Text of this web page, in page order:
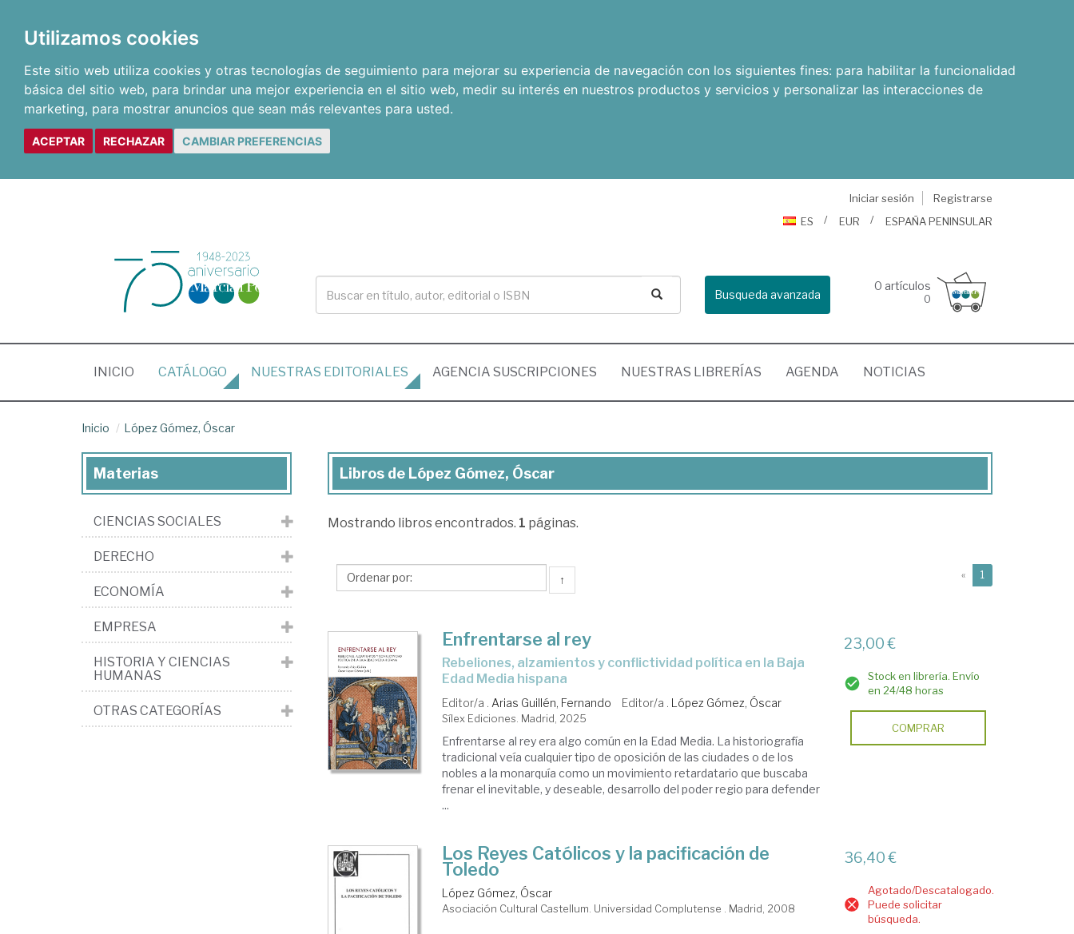
Utilizamos cookies
Este sitio web utiliza cookies y otras tecnologías de seguimiento para mejorar su experiencia de navegación con los siguientes fines: para habilitar la funcionalidad
básica del sitio web, para brindar una mejor experiencia en el sitio web, medir su interés en nuestros productos y servicios y personalizar las interacciones de
marketing, para mostrar anuncios que sean más relevantes para usted.
ACEPTAR RECHAZAR CAMBIAR PREFERENCIAS
Iniciar sesión
Registrarse
ES
EUR ESPAÑA PENINSULAR
Busqueda avanzada
0 artículos
0
INICIO (CURRENT)
CATÁLOGO NUESTRAS EDITORIALES AGENCIA SUSCRIPCIONES NUESTRAS LIBRERÍAS AGENDA NOTICIAS
Inicio López Gómez, Óscar
Libros
López
Óscar
Libros de López Gómez, Óscar
Mostrando libros encontrados. 1 páginas.
↑ « 1
Enfrentarse al rey
Rebeliones, alzamientos y conflictividad política en la Baja
Edad Media hispana
Editor/a . Arias Guillén, Fernando Editor/a . López Gómez, Óscar
Sílex Ediciones. Madrid, 2025
Enfrentarse al rey era algo común en la Edad Media. La historiografía
tradicional veía cualquier tipo de oposición de las ciudades o de los
nobles a la monarquía como un movimiento retardatario que buscaba
frenar el inevitable, y deseable, desarrollo del poder regio para defender
...
23,00 €
Stock en librería. Envío
en 24/48 horas
COMPRAR
Los Reyes Católicos y la pacificación de
Toledo
López Gómez, Óscar
Asociación Cultural Castellum. Universidad Complutense . Madrid, 2008
36,40 €
Agotado/Descatalogado.
Puede solicitar
búsqueda.
Materias
CIENCIAS SOCIALES
DERECHO
ECONOMÍA
EMPRESA
HISTORIA Y CIENCIAS
HUMANAS
OTRAS CATEGORÍAS